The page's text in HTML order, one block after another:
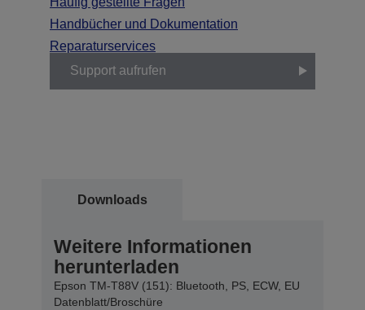
Handbücher und Dokumentation
Reparaturservices
Support aufrufen
Downloads
Weitere Informationen
herunterladen
Epson TM-T88V (151): Bluetooth, PS, ECW, EU
Datenblatt/Broschüre